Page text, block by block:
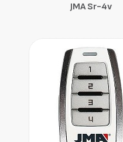
JMA Sr-4v